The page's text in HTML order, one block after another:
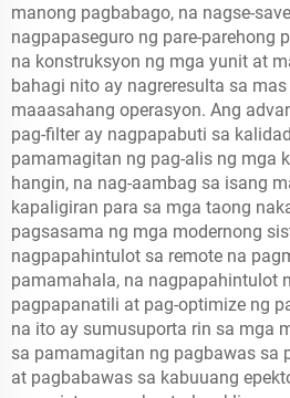
manong pagbabago, na nagse-
nagpapaseguro ng pare-parehong
na konstruksyon ng mga yunit at
bahagi nito ay nagreresulta sa
maaasahang operasyon. Ang
pag-filter ay nagpapabuti sa
pamamagitan ng pag-alis ng mga
hangin, na nag-aambag sa isang
kapaligiran para sa mga taong
pagsasama ng mga modernong
nagpapahintulot sa remote na
pamamahala, na nagpapahintulot
pagpapanatili at pag-optimize ng
na ito ay sumusuporta rin sa mga
sa pamamagitan ng pagbawas sa
at pagbabawas sa kabuuang